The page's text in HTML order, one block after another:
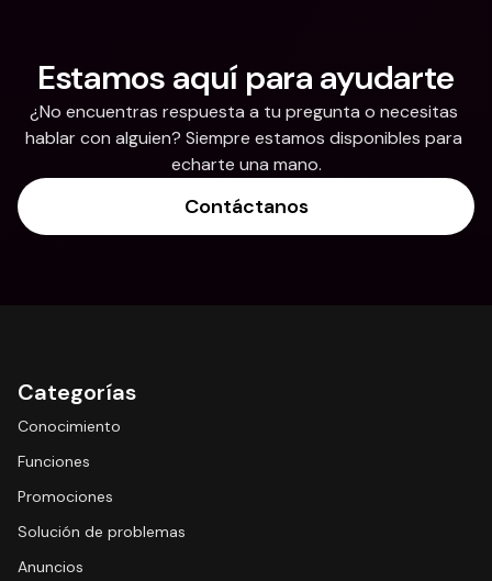
Estamos aquí para ayudarte
¿No encuentras respuesta a tu pregunta o necesitas
hablar con alguien? Siempre estamos disponibles para
echarte una mano.
Contáctanos
Categorías
Conocimiento
Funciones
Promociones
Solución de problemas
Anuncios